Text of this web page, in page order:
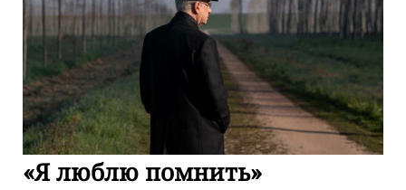
«Я люблю помнить»